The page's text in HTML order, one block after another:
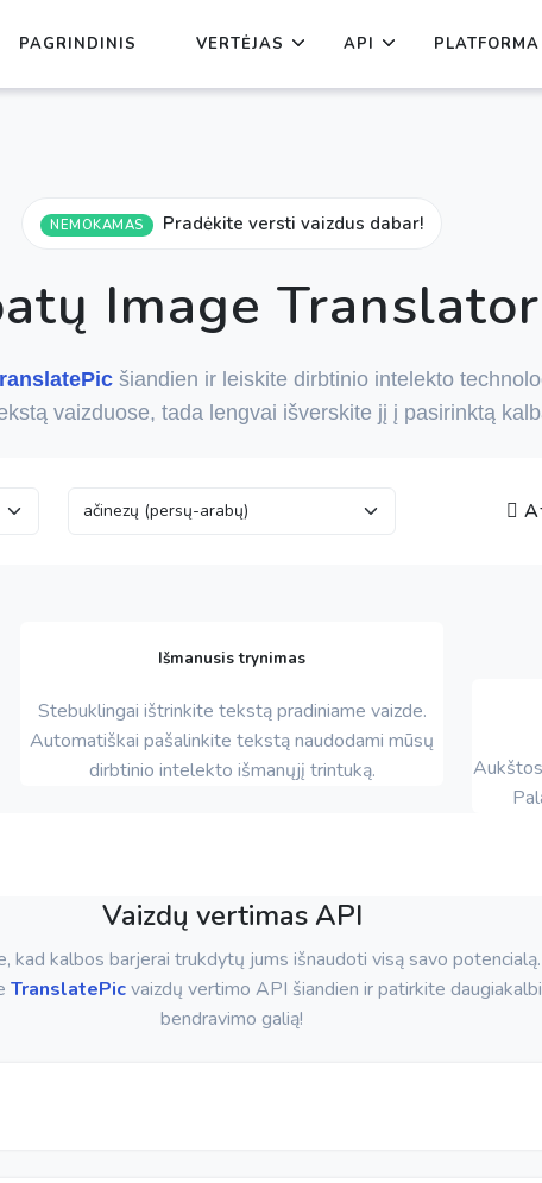
PAGRINDINIS VERTĖJAS API PLATFORMA
NEMOKAMAS Pradėkite versti vaizdus dabar!
Image Translator
šiandien ir leiskite dirbtinio intelekto
vaizduose, tada lengvai išverskite jį į pasirinktą
Išmanusis trynimas
Stebuklingai ištrinkite tekstą pradiniame vaizde.
Automatiškai pašalinkite tekstą naudodami mūsų
dirbtinio intelekto išmanųjį trintuką.
Vaizdų vertimas API
kad kalbos barjerai trukdytų jums išnaudoti visą savo potencialą.
TranslatePicvaizdų vertimo API šiandien ir patirkite
bendravimo galią!